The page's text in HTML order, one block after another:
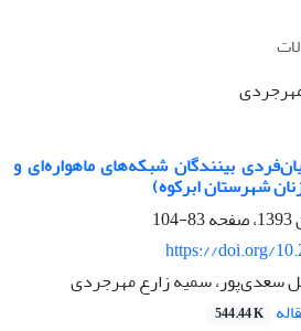
بینندگان شبکه‌های ماهواره‌ای و
شهرستان ابرکوه)
83-104
https://doi.org/
سعدی‌پور، سمیه زارع مهرجردی
544.44 K